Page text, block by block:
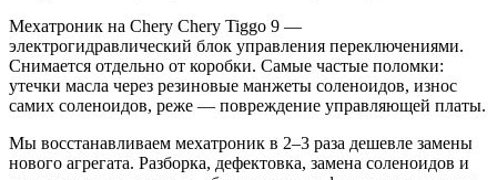
Мехатроник на Chery Chery Tiggo 9 —
электрогидравлический блок управления переключениями.
Снимается отдельно от коробки. Самые частые поломки:
утечки масла через резиновые манжеты соленоидов, износ
самих соленоидов, реже — повреждение управляющей платы.
Мы восстанавливаем мехатроник в 2–3 раза дешевле замены
нового агрегата. Разборка, дефектовка, замена соленоидов и